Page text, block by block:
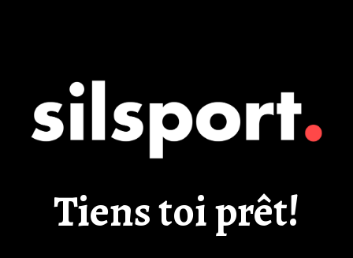
Tiens toi prêt!